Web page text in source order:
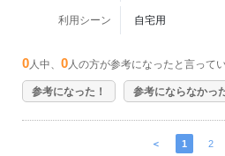
利用シーン 自宅用
0 人中、 0 人の方が参考になったと言ってい
参考になった！ 参考にならなかっ
＜ 1 2